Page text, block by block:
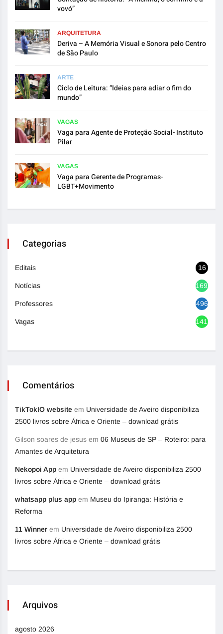
vovó”
ARQUITETURA
Deriva – A Memória Visual e Sonora pelo Centro
de São Paulo
ARTE
Ciclo de Leitura: “Ideias para adiar o fim do
mundo”
VAGAS
Vaga para Agente de Proteção Social- Instituto
Pilar
VAGAS
Vaga para Gerente de Programas-
LGBT+Movimento
Categorias
Editais 16
Notícias 1692
Professores 496
Vagas 1417
Comentários
TikTokIO website em Universidade de Aveiro disponibiliza
2500 livros sobre África e Oriente – download grátis
Gilson soares de jesus em 06 Museus de SP – Roteiro: para
Amantes de Arquitetura
Nekopoi App em Universidade de Aveiro disponibiliza 2500
livros sobre África e Oriente – download grátis
whatsapp plus app em Museu do Ipiranga: História e
Reforma
11 Winner em Universidade de Aveiro disponibiliza 2500
livros sobre África e Oriente – download grátis
Arquivos
agosto 2026